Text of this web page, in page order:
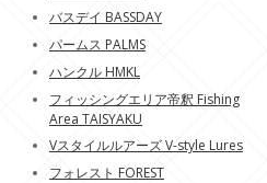
バスデイ BASSDAY
パームス PALMS
ハンクル HMKL
フィッシングエリア帝釈 Fishing
Area TAISYAKU
Vスタイルルアーズ V-style Lures
フォレスト FOREST